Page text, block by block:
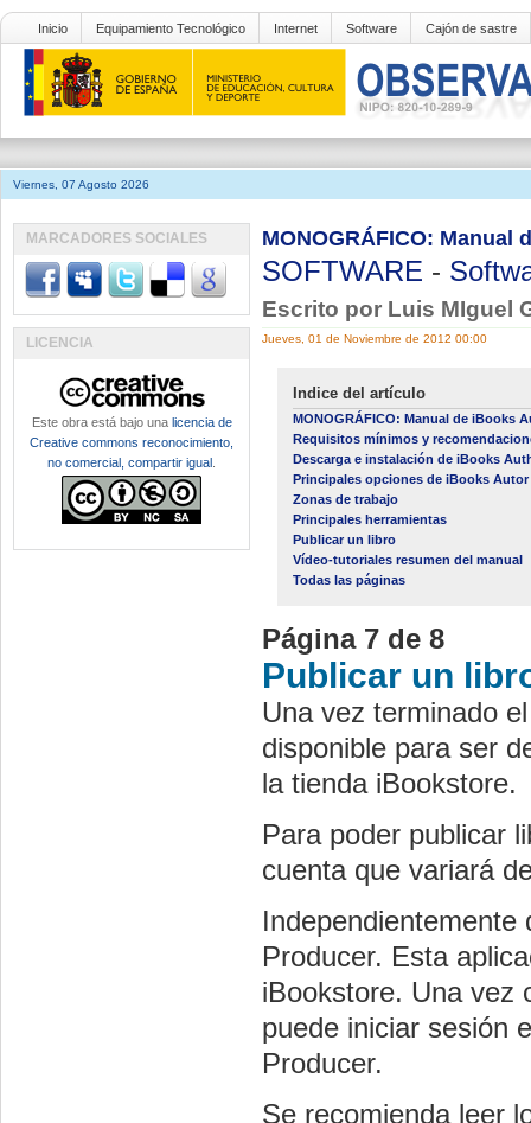
Inicio Equipamiento Tecnológico Internet Software Cajón de sastre
Viernes, 07 Agosto 2026
MONOGRÁFICO:
SOFTWARE -
Escrito por Luis MIguel
Jueves, 01 de Noviembre de 2012 00:00
Indice del artículo
MONOGRÁFICO: Manual de iBooks
Requisitos mínimos y
Descarga e instalación de iBooks
Principales opciones de iBooks
Zonas de trabajo
Principales herramientas
Publicar un libro
Vídeo-tutoriales resumen del manual
Todas las páginas
Página 7 de 8
Publicar un
Una vez terminado
disponible para ser
la tienda iBookstore.
Para poder publicar
cuenta que variará
Independientemente
Producer. Esta
iBookstore. Una vez
puede iniciar sesión
Producer.
Se recomienda leer
MARCADORES SOCIALES
LICENCIA
Este obra está bajo una licencia de
Creative commons reconocimiento,
no comercial, compartir igual